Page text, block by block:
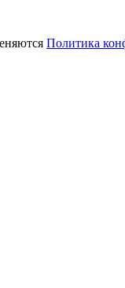
Политика